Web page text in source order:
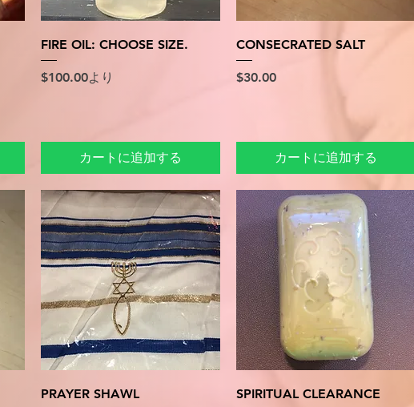
クイックビュー
FIRE OIL: CHOOSE SIZE.
$100.00より
セール価格
カートに追加する
クイックビュー
CONSECRATED SALT
価格
$30.00
カートに追加する
クイックビュー
PRAYER SHAWL
クイックビュー
SPIRITUAL CLEARANCE